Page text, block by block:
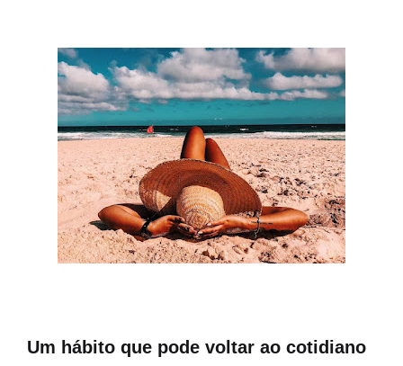
Um hábito que pode voltar ao cotidiano